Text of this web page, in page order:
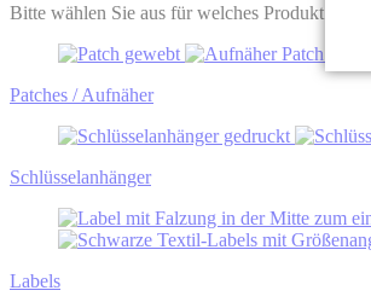
Bitte wählen Sie aus für welches Produkt Sie
Patches / Aufnäher
Schlüssel­anhänger
Labels